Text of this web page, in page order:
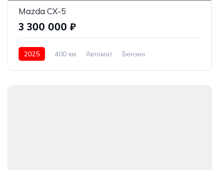
Mazda CX-5
3 300 000 ₽
2025 400 км Автомат
Бензин